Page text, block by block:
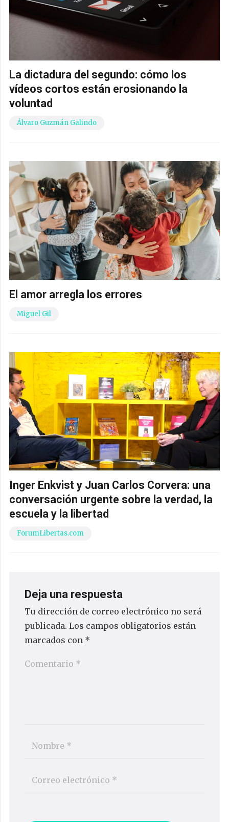
La dictadura del segundo: cómo los
vídeos cortos están erosionando la
voluntad
Álvaro Guzmán Galindo
El amor arregla los errores
Miguel Gil
Inger Enkvist y Juan Carlos Corvera: una
conversación urgente sobre la verdad, la
escuela y la libertad
ForumLibertas.com
Deja una respuesta
Tu dirección de correo electrónico no será
publicada. Los campos obligatorios están
marcados con *